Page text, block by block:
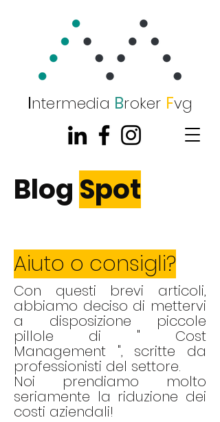
Intermedia Broker Fvg
Blog Spot
Aiuto o consigli?
Con questi brevi articoli,
abbiamo deciso di mettervi
a disposizione piccole
pillole di " Cost
Management ", scritte da
professionisti del settore.
Noi prendiamo molto
seriamente la riduzione dei
costi aziendali!